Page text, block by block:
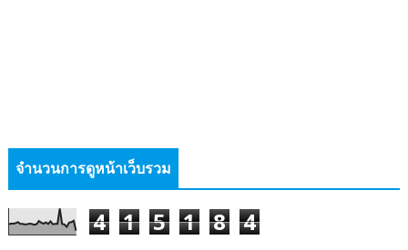
จำนวนการดูหน้าเว็บรวม
4 1 5 1 8 4